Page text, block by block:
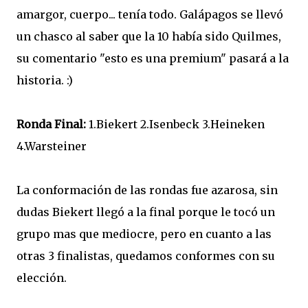
amargor, cuerpo... tenía todo. Galápagos se llevó
un chasco al saber que la 10 había sido Quilmes,
su comentario "esto es una premium" pasará a la
historia. :)
Ronda Final: 1.Biekert 2.Isenbeck 3.Heineken
4.Warsteiner
La conformación de las rondas fue azarosa, sin
dudas Biekert llegó a la final porque le tocó un
grupo mas que mediocre, pero en cuanto a las
otras 3 finalistas, quedamos conformes con su
elección.